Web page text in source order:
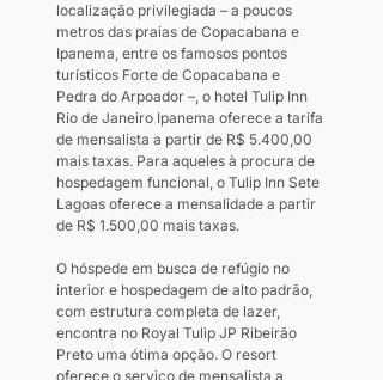
localização privilegiada – a poucos
metros das praias de Copacabana e
Ipanema, entre os famosos pontos
turísticos Forte de Copacabana e
Pedra do Arpoador –, o hotel Tulip Inn
Rio de Janeiro Ipanema oferece a tarifa
de mensalista a partir de R$ 5.400,00
mais taxas. Para aqueles à procura de
hospedagem funcional, o Tulip Inn Sete
Lagoas oferece a mensalidade a partir
de R$ 1.500,00 mais taxas.
O hóspede em busca de refúgio no
interior e hospedagem de alto padrão,
com estrutura completa de lazer,
encontra no Royal Tulip JP Ribeirão
Preto uma ótima opção. O resort
oferece o serviço de mensalista a